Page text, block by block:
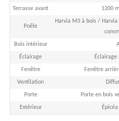
Terrasse avant 1200
Poêle
Harvia M3 à bois /
Bois intérieur
Éclairage Éclairage
Fenêtre Fenêtre
Ventilation
Porte Porte en bois
Extérieur